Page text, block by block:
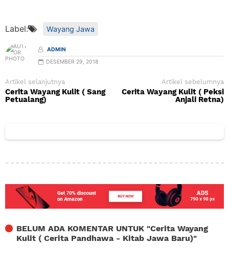
Label: Wayang Jawa
ADMIN
DESEMBER 29, 2018
Artikel selanjutnya
Cerita Wayang Kulit ( Sang
Petualang)
Artikel sebelumnya
Cerita Wayang Kulit ( Peksi
Anjali Retna)
BELUM ADA KOMENTAR UNTUK "Cerita Wayang
Kulit ( Cerita Pandhawa - Kitab Jawa Baru)"